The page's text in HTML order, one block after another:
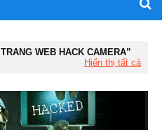
TRANG WEB HACK CAMERA
Hiển thị tất cả